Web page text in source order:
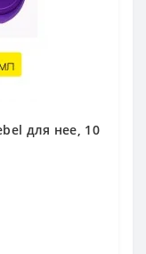
для нее, 10